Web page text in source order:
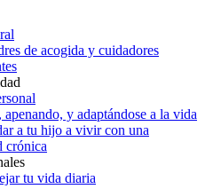
de acogida y cuidadores
apenando, y adaptándose a la vida
a tu hijo a vivir con una
crónica
tu vida diaria